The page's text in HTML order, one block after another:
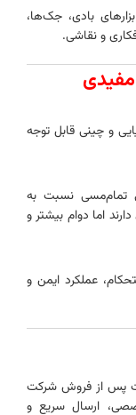
بادی، جک‌ها،
و نقاشی.
و چینی قابل‌ توجه
تمام‌مسی نسبت به
اما دوام بیشتر و
عملکرد ایمن و
پس از فروش شرکت
ارسال سریع و